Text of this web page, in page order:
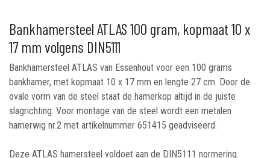
Bankhamersteel ATLAS 100 gram, kopmaat 10 x
17 mm volgens DIN5111
Bankhamersteel ATLAS van Essenhout voor een 100 grams
bankhamer, met kopmaat 10 x 17 mm en lengte 27 cm. Door de
ovale vorm van de steel staat de hamerkop altijd in de juiste
slagrichting. Voor montage van de steel wordt een metalen
hamerwig nr.2 met artikelnummer 651415 geadviseerd.
Deze ATLAS hamersteel voldoet aan de DIN5111 normering.